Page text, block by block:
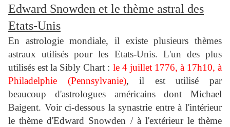
Edward Snowden et le thème astral des
Etats-Unis
En astrologie mondiale, il existe plusieurs thèmes
astraux utilisés pour les Etats-Unis. L'un des plus
utilisés est la Sibly Chart : le 4 juillet 1776, à 17h10, à
Philadelphie (Pennsylvanie), il est utilisé par
beaucoup d'astrologues américains dont Michael
Baigent. Voir ci-dessous la synastrie entre à l'intérieur
le thème d'Edward Snowden / à l'extérieur le thème